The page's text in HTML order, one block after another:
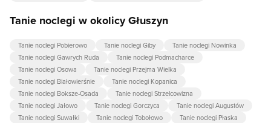
Tanie noclegi w okolicy Głuszyn
Tanie noclegi Pobierowo Tanie noclegi Giby
Tanie noclegi Nowinka
Tanie noclegi Gawrych Ruda
Tanie noclegi Podmacharce
Tanie noclegi Osowa
Tanie noclegi Przejma Wielka
Tanie noclegi Białowierśnie
Tanie noclegi Kopanica
Tanie noclegi Boksze-Osada
Tanie noclegi Strzelcowizna
Tanie noclegi Jałowo
Tanie noclegi Gorczyca
Tanie noclegi Augustów
Tanie noclegi Suwałki
Tanie noclegi Tobołowo
Tanie noclegi Płaska